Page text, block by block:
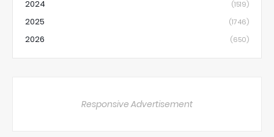
2024 (1519)
2025 (1746)
2026 (650)
Responsive Advertisement